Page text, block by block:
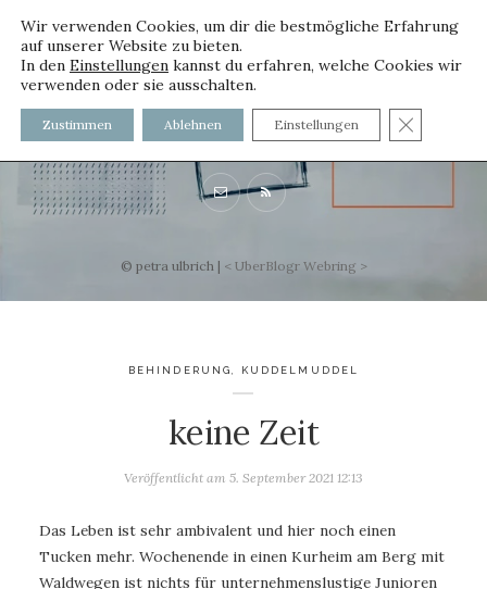
voller worte
mit und ohne Innenfutter
© petra ulbrich | < UberBlogr Webring >
BEHINDERUNG KUDDELMUDDEL
keine Zeit
Veröffentlicht am 5. September 2021 12:13
Das Leben ist sehr ambivalent und hier noch einen
Tucken mehr. Wochenende in einen Kurheim am Berg mit
Waldwegen ist nichts für unternehmenslustige Junioren
Wir verwenden Cookies, um dir die bestmögliche Erfahrung
auf unserer Website zu bieten.
In den Einstellungen kannst du erfahren, welche Cookies wir
verwenden oder sie ausschalten.
Zustimmen Ablehnen Einstellungen GDPR